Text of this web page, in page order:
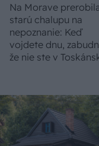
Na Morave
starú chalupu na
nepoznanie: Keď
vojdete dnu,
že nie ste v